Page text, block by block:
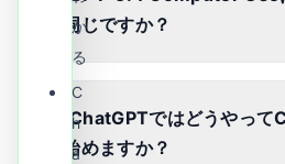
と同じですか？
ChatGPTではどうやっ
を始めますか？
か
る
C
h
a